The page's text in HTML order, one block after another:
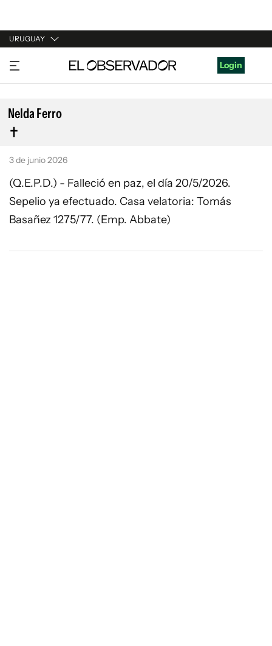
URUGUAY
URUGUAY
ARGENTINA
ESPAÑA
ESTADOS UNIDOS
Login
Nelda Ferro
3 de junio 2026
(Q.E.P.D.) - Falleció en paz, el día 20/5/2026.
Sepelio ya efectuado. Casa velatoria: Tomás
Basañez 1275/77. (Emp. Abbate)